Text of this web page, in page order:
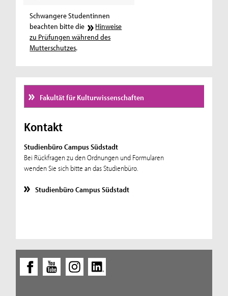
Schwangere Studentinnen
beachten bitte die
Hinweise
zu Prüfungen während des
Mutterschutzes.
Fakultät für Kulturwissenschaften
Kontakt
Studienbüro Campus Südstadt
Bei Rückfragen zu den Ordnungen und Formularen
wenden Sie sich bitte an das Studienbüro.
Studienbüro Campus Südstadt